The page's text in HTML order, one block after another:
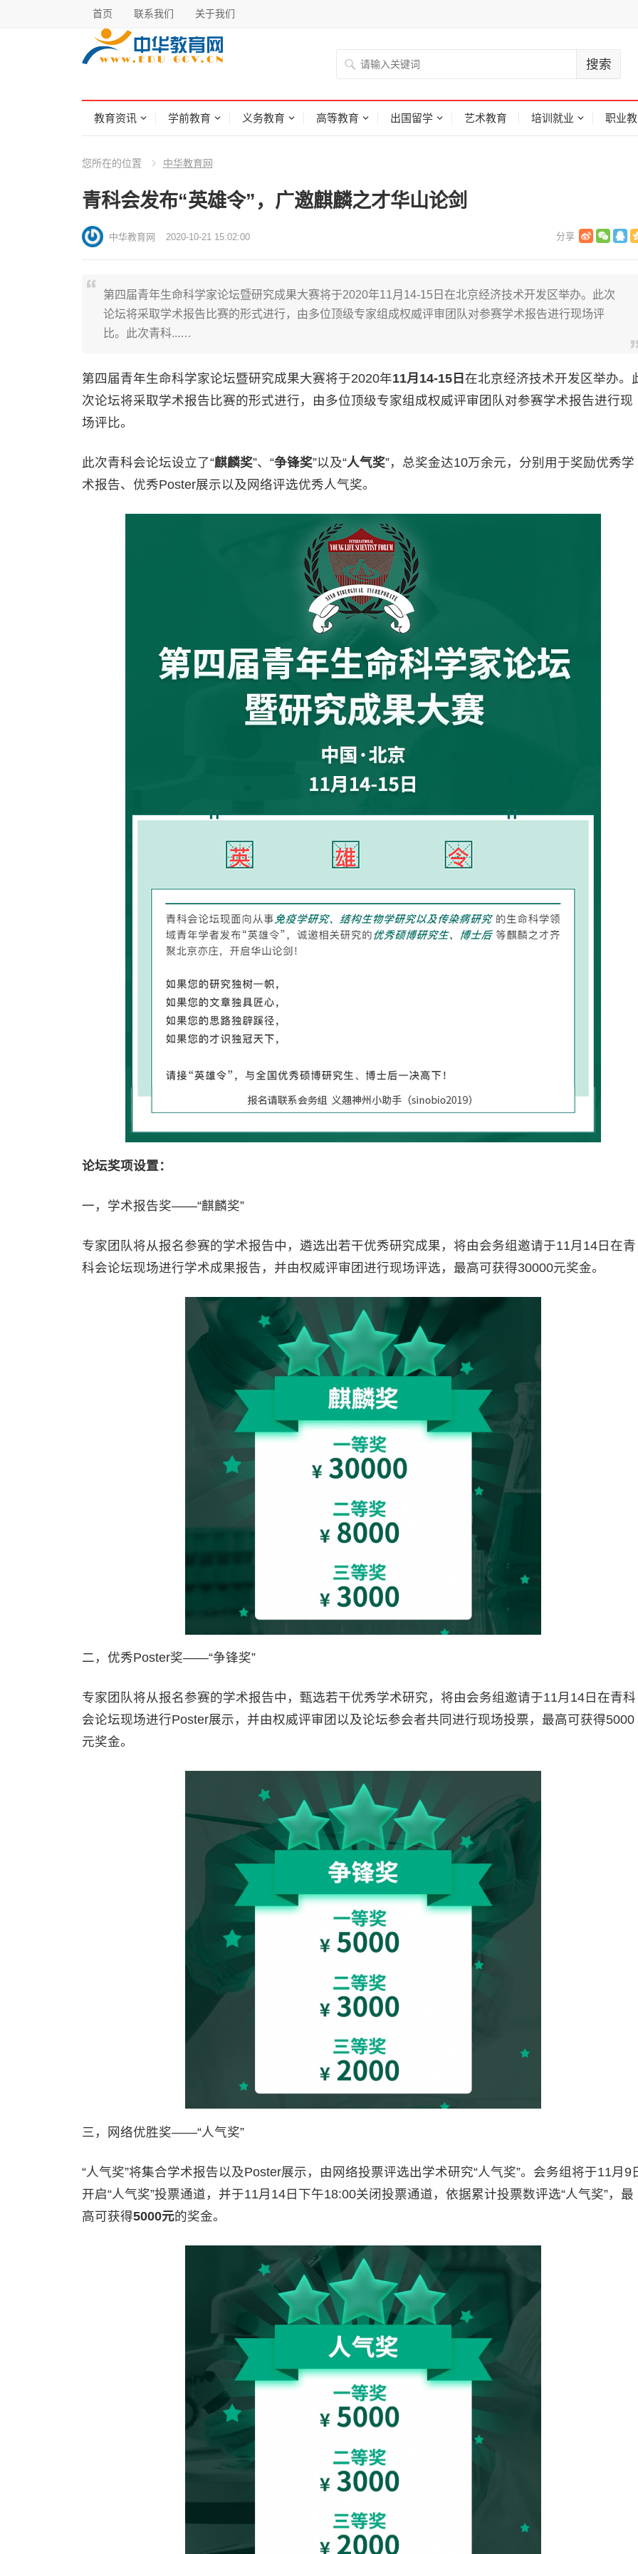
首页 联系我们 关于我们
教育资讯 学前教育 义务教育 高等教育 出国留学 艺术教育 培训就业 职业
您所在的位置 中华教育网
青科会发布“英雄令”，广邀麒麟之才华山论剑
中华教育网 2020-10-21 15:02:00
第四届青年生命科学家论坛暨研究成果大赛将于2020年11月14-15日在北京经济技术开发区举办。此次
论坛将采取学术报告比赛的形式进行，由多位顶级专家组成权威评审团队对参赛学术报告进行现场评
比。此次青科...…
第四届青年生命科学家论坛暨研究成果大赛将于2020年11月 14-15日 在北京经济技术开发区举办。
次论坛将采取学术报告比赛的形式进行，由多位顶级专家组成权威评审团队对参赛学术报告进行现
场评比。
此次青科会论坛设立了“麒麟奖”、“争锋奖”以及“人气奖”，总奖金达10万余元，分别用于奖励优秀学
术报告、优秀Poster展示以及网络评选优秀人气奖。
论坛奖项设置：
一，学术报告奖——“麒麟奖”
专家团队将从报名参赛的学术报告中，遴选出若干优秀研究成果，将由会务组邀请于11月14日在青
科会论坛现场进行学术成果报告，并由权威评审团进行现场评选，最高可获得30000元奖金。
二，优秀Poster奖——“争锋奖”
专家团队将从报名参赛的学术报告中，甄选若干优秀学术研究，将由会务组邀请于11月14日在青科
会论坛现场进行Poster展示，并由权威评审团以及论坛参会者共同进行现场投票，最高可获得5000
元奖金。
三，网络优胜奖——“人气奖”
“人气奖”将集合学术报告以及Poster展示，由网络投票评选出学术研究“人气奖”。会务组将于11月9
开启“人气奖”投票通道，并于11月14日下午18:00关闭投票通道，依据累计投票数评选“人气奖”，最
高可获得5000元的奖金。